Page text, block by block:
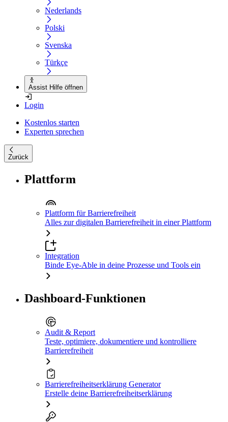
Nederlands
Polski
Svenska
Türkçe
Assist Hilfe öffnen
Login
Kostenlos starten
Experten sprechen
Zurück
Plattform
Plattform für Barrierefreiheit
Alles zur digitalen Barrierefreiheit in einer Plattform
Integration
Binde Eye-Able in deine Prozesse und Tools ein
Dashboard-Funktionen
Audit & Report
Teste, optimiere, dokumentiere und kontrolliere
Barrierefreiheit
Barrierefreiheitserklärung Generator
Erstelle deine Barrierefreiheitserklärung